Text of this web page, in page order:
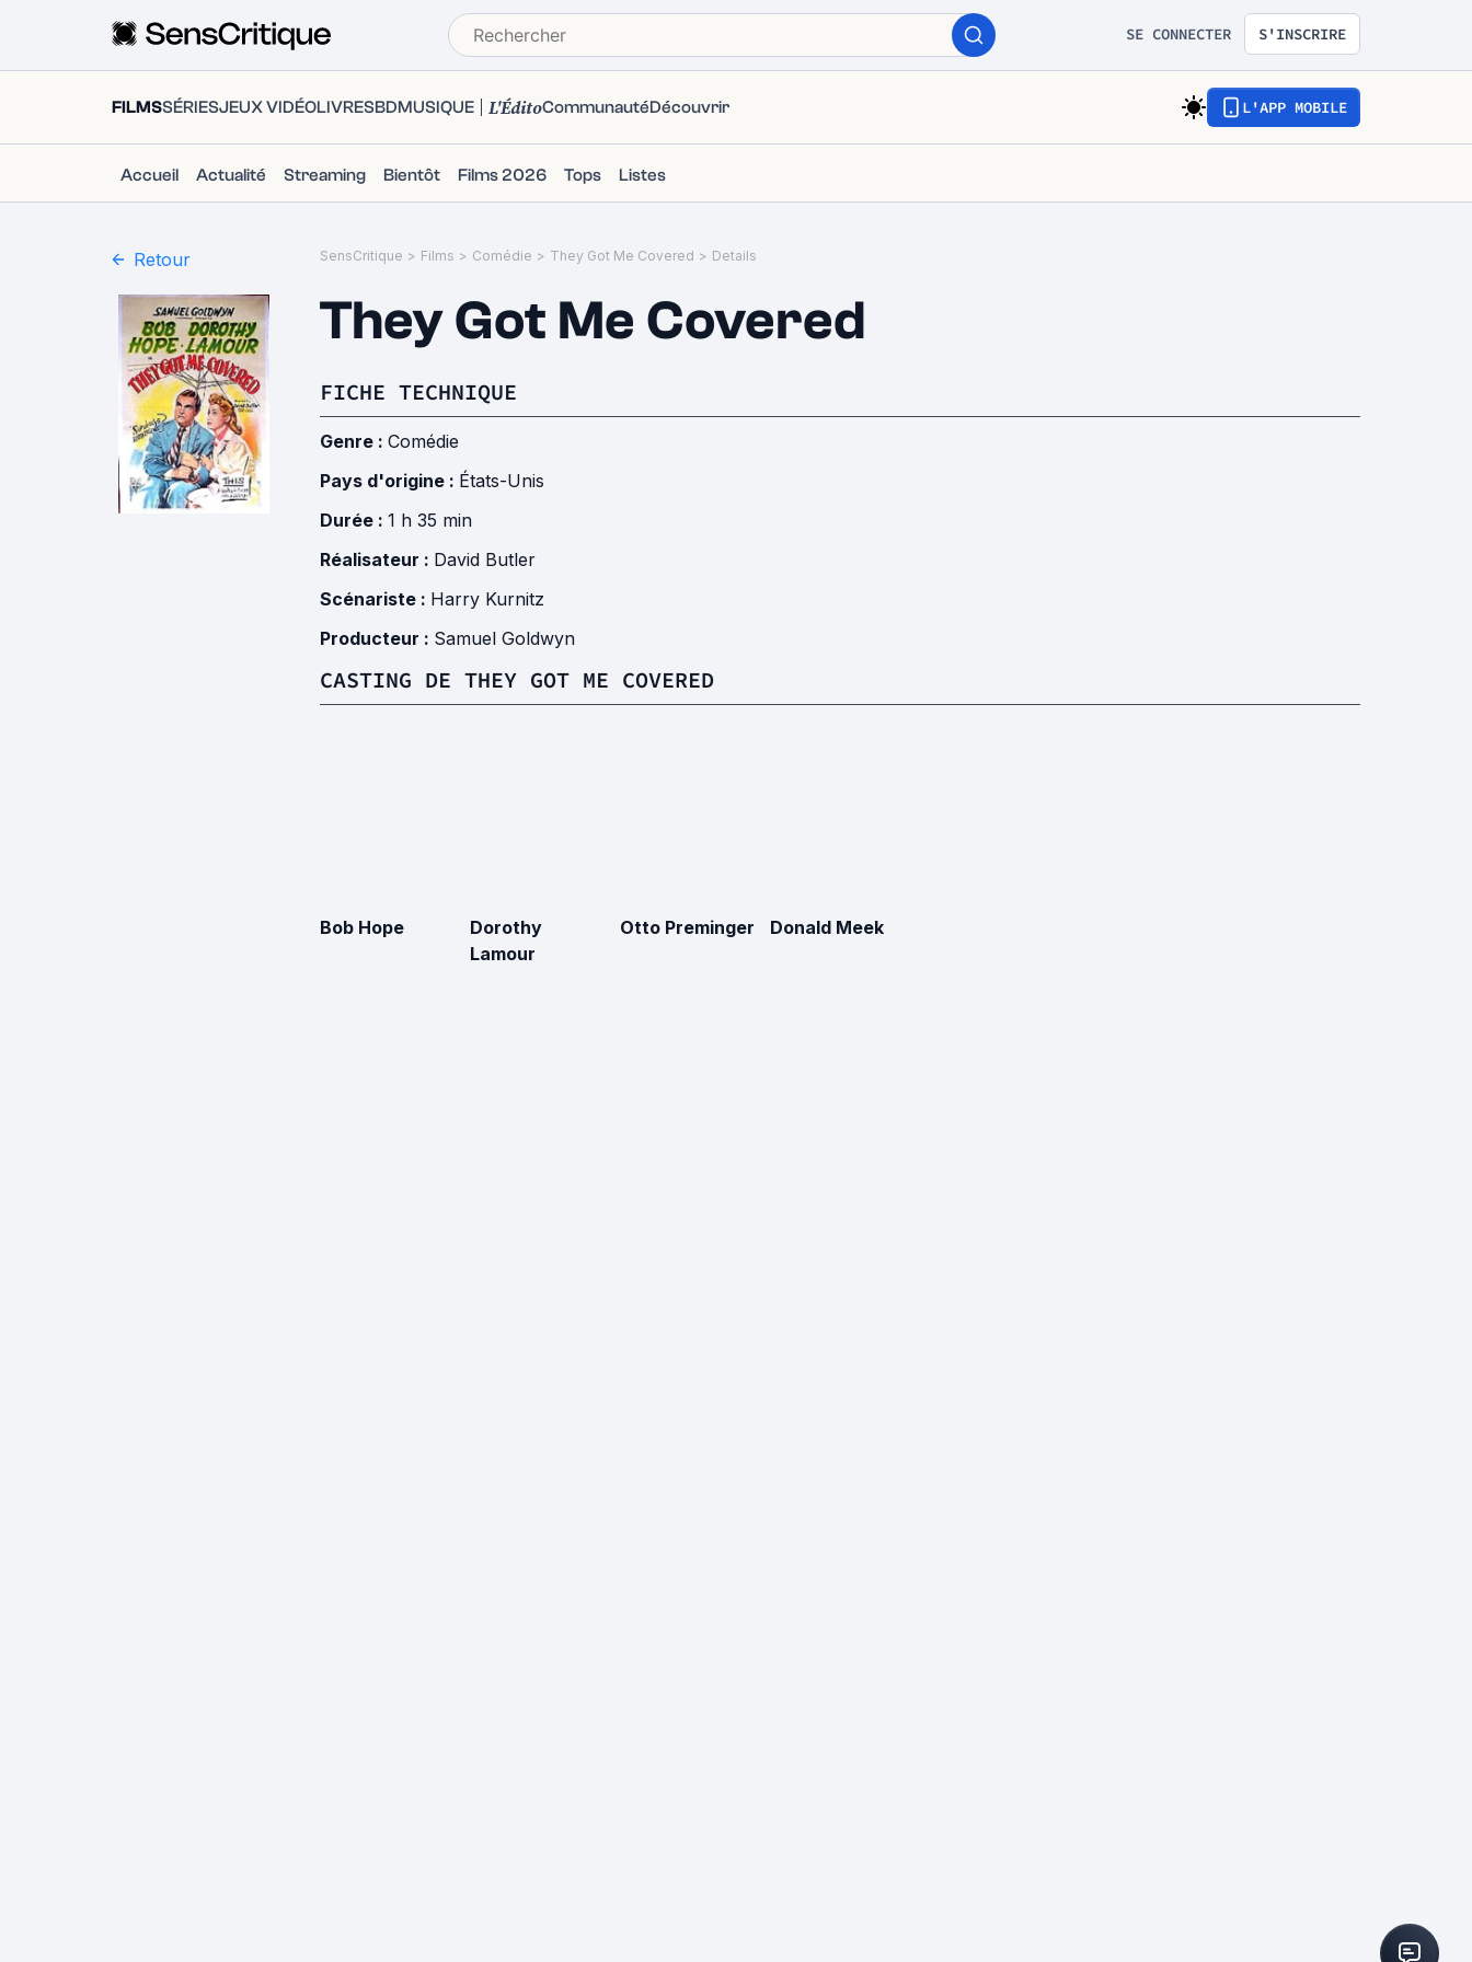
SE CONNECTER S'INSCRIRE
FILMSSÉRIESJEUX VIDÉOLIVRESBDMUSIQUE L'ÉditoCommunautéDécouvrir L'APP MOBILE
Accueil Actualité Streaming Bientôt Films 2026 Tops Listes
Retour SensCritique > Films > Comédie > They Got Me Covered > Details
They Got Me Covered
FICHE TECHNIQUE
Genre : Comédie
Pays d'origine : États-Unis
Durée : 1 h 35 min
Réalisateur : David Butler
Scénariste : Harry Kurnitz
Producteur : Samuel Goldwyn
CASTING DE THEY GOT ME COVERED
Bob Hope
Dorothy
Lamour
Otto Preminger Donald Meek